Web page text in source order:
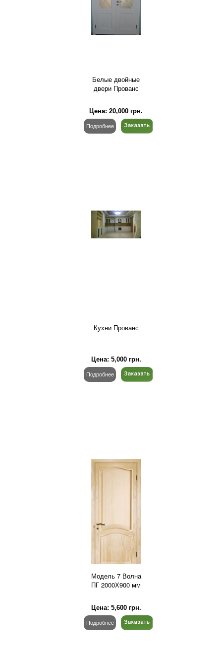
Белые двойные
двери Прованс
Цена: 20,000 грн.
Подробнее
Кухни Прованс
Цена: 5,000грн.
Подробнее
Модель 7 Волна
ПГ 2000Х900 мм
Цена: 5,600грн.
Подробнее